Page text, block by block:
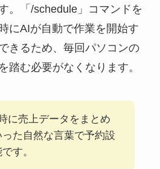
。「/schedule」コマンドを
にAIが自動で作業を開始す
きるため、毎回パソコンの
踏む必要がなくなります。
に売上データをまとめ
た自然な言葉で予約設
す。